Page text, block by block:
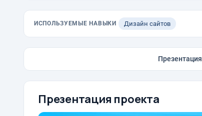
ИСПОЛЬЗУЕМЫЕ НАВЫКИ Дизайн сайтов
Презентация
Презентация проекта